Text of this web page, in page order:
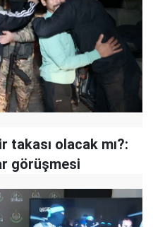
takası olacak mı?:
görüşmesi